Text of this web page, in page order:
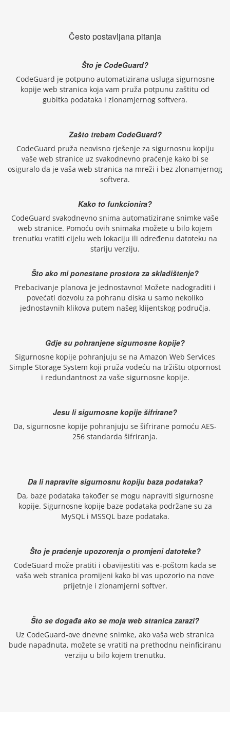
Često postavljana pitanja
Što je CodeGuard?
CodeGuard je potpuno automatizirana usluga sigurnosne
kopije web stranica koja vam pruža potpunu zaštitu od
gubitka podataka i zlonamjernog softvera.
Zašto trebam CodeGuard?
CodeGuard pruža neovisno rješenje za sigurnosnu kopiju
vaše web stranice uz svakodnevno praćenje kako bi se
osiguralo da je vaša web stranica na mreži i bez zlonamjernog
softvera.
Kako to funkcionira?
CodeGuard svakodnevno snima automatizirane snimke vaše
web stranice. Pomoću ovih snimaka možete u bilo kojem
trenutku vratiti cijelu web lokaciju ili određenu datoteku na
stariju verziju.
Što ako mi ponestane prostora za skladištenje?
Prebacivanje planova je jednostavno! Možete nadograditi i
povećati dozvolu za pohranu diska u samo nekoliko
jednostavnih klikova putem našeg klijentskog područja.
Gdje su pohranjene sigurnosne kopije?
Sigurnosne kopije pohranjuju se na Amazon Web Services
Simple Storage System koji pruža vodeću na tržištu otpornost
i redundantnost za vaše sigurnosne kopije.
Jesu li sigurnosne kopije šifrirane?
Da, sigurnosne kopije pohranjuju se šifrirane pomoću AES-
256 standarda šifriranja.
Da li napravite sigurnosnu kopiju baza podataka?
Da, baze podataka također se mogu napraviti sigurnosne
kopije. Sigurnosne kopije baze podataka podržane su za
MySQL i MSSQL baze podataka.
Što je praćenje upozorenja o promjeni datoteke?
CodeGuard može pratiti i obavijestiti vas e-poštom kada se
vaša web stranica promijeni kako bi vas upozorio na nove
prijetnje i zlonamjerni softver.
Što se događa ako se moja web stranica zarazi?
Uz CodeGuard-ove dnevne snimke, ako vaša web stranica
bude napadnuta, možete se vratiti na prethodnu neinficiranu
verziju u bilo kojem trenutku.